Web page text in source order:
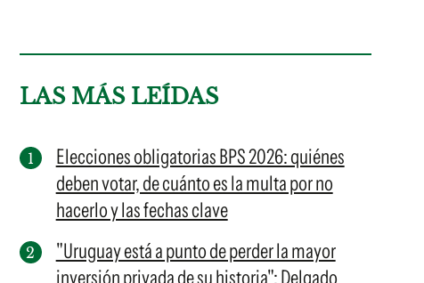
LAS MÁS LEÍDAS
Elecciones obligatorias BPS 2026: quiénes
deben votar, de cuánto es la multa por no
hacerlo y las fechas clave
"Uruguay está a punto de perder la mayor
inversión privada de su historia": Delgado